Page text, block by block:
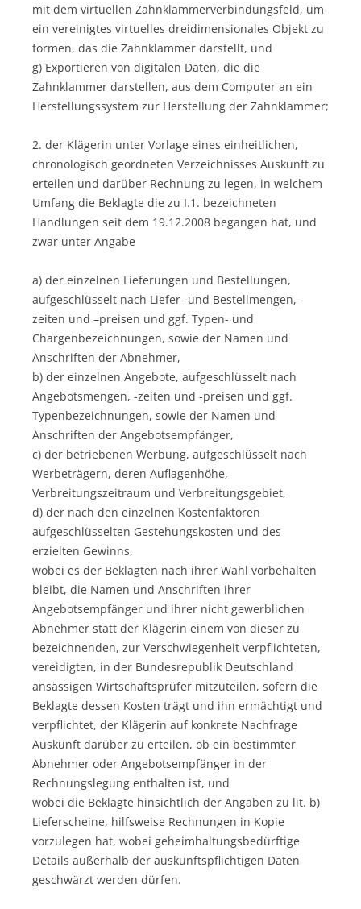
mit dem virtuellen Zahnklammerverbindungsfeld, um
ein vereinigtes virtuelles dreidimensionales Objekt zu
formen, das die Zahnklammer darstellt, und
g) Exportieren von digitalen Daten, die die
Zahnklammer darstellen, aus dem Computer an ein
Herstellungssystem zur Herstellung der Zahnklammer;
2. der Klägerin unter Vorlage eines einheitlichen,
chronologisch geordneten Verzeichnisses Auskunft zu
erteilen und darüber Rechnung zu legen, in welchem
Umfang die Beklagte die zu I.1. bezeichneten
Handlungen seit dem 19.12.2008 begangen hat, und
zwar unter Angabe
a) der einzelnen Lieferungen und Bestellungen,
aufgeschlüsselt nach Liefer- und Bestellmengen, -
zeiten und –preisen und ggf. Typen- und
Chargenbezeichnungen, sowie der Namen und
Anschriften der Abnehmer,
b) der einzelnen Angebote, aufgeschlüsselt nach
Angebotsmengen, -zeiten und -preisen und ggf.
Typenbezeichnungen, sowie der Namen und
Anschriften der Angebotsempfänger,
c) der betriebenen Werbung, aufgeschlüsselt nach
Werbeträgern, deren Auflagenhöhe,
Verbreitungszeitraum und Verbreitungsgebiet,
d) der nach den einzelnen Kostenfaktoren
aufgeschlüsselten Gestehungskosten und des
erzielten Gewinns,
wobei es der Beklagten nach ihrer Wahl vorbehalten
bleibt, die Namen und Anschriften ihrer
Angebotsempfänger und ihrer nicht gewerblichen
Abnehmer statt der Klägerin einem von dieser zu
bezeichnenden, zur Verschwiegenheit verpflichteten,
vereidigten, in der Bundesrepublik Deutschland
ansässigen Wirtschaftsprüfer mitzuteilen, sofern die
Beklagte dessen Kosten trägt und ihn ermächtigt und
verpflichtet, der Klägerin auf konkrete Nachfrage
Auskunft darüber zu erteilen, ob ein bestimmter
Abnehmer oder Angebotsempfänger in der
Rechnungslegung enthalten ist, und
wobei die Beklagte hinsichtlich der Angaben zu lit. b)
Lieferscheine, hilfsweise Rechnungen in Kopie
vorzulegen hat, wobei geheimhaltungsbedürftige
Details außerhalb der auskunftspflichtigen Daten
geschwärzt werden dürfen.